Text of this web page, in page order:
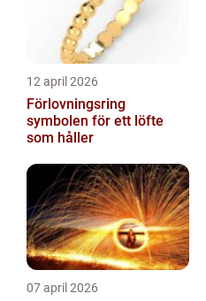
12 april 2026
Förlovningsring
symbolen för ett löfte
som håller
07 april 2026